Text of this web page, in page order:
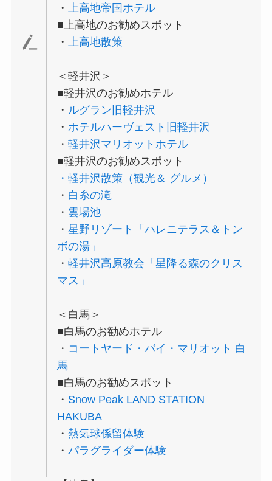
・上高地帝国ホテル
■上高地のお勧めスポット
・上高地散策
＜軽井沢＞
■軽井沢のお勧めホテル
・ ルグラン旧軽井沢
・ホテルハーヴェスト旧軽井沢
・軽井沢マリオットホテル
■軽井沢のお勧めスポット
・軽井沢散策（観光＆ グルメ）
・ 白糸の滝
・ 雲場池
・星野リゾート「ハレニテラス＆トン
ボの湯」
・軽井沢高原教会「星降る森のクリス
マス」
＜白馬＞
■白馬のお勧めホテル
・ コートヤード・バイ・マリオット 白
馬
■白馬のお勧めスポット
・ Snow Peak LAND STATION
HAKUBA
・熱気球係留体験
・パラグライダー体験